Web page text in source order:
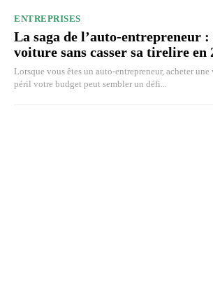
ENTREPRISES
La saga de l’auto-entrepreneur :
voiture sans casser sa tirelire en
Lorsque vous êtes un auto-entrepreneur, acheter une
péril votre budget peut sembler un défi...